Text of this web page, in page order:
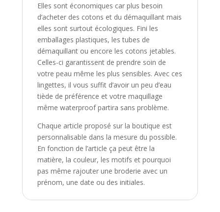
Elles sont économiques car plus besoin
d’acheter des cotons et du démaquillant mais
elles sont surtout écologiques. Fini les
emballages plastiques, les tubes de
démaquillant ou encore les cotons jetables.
Celles-ci garantissent de prendre soin de
votre peau même les plus sensibles. Avec ces
lingettes, il vous suffit d’avoir un peu d’eau
tiède de préférence et votre maquillage
même waterproof partira sans problème.
Chaque article proposé sur la boutique est
personnalisable dans la mesure du possible.
En fonction de l’article ça peut être la
matière, la couleur, les motifs et pourquoi
pas même rajouter une broderie avec un
prénom, une date ou des initiales.